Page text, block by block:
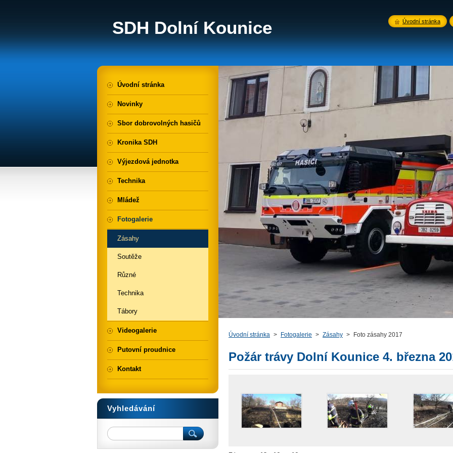
SDH Dolní Kounice
Úvodní stránka > Fotogalerie > Zásahy > Foto zásahy 2017
Požár trávy Dolní Kounice 4. března
Úvodní stránka
Novinky
Sbor dobrovolných hasičů
Kronika SDH
Výjezdová jednotka
Technika
Mládež
Fotogalerie
Zásahy
Soutěže
Různé
Technika
Tábory
Videogalerie
Putovní proudnice
Kontakt
Vyhledávání
Úvodní stránka